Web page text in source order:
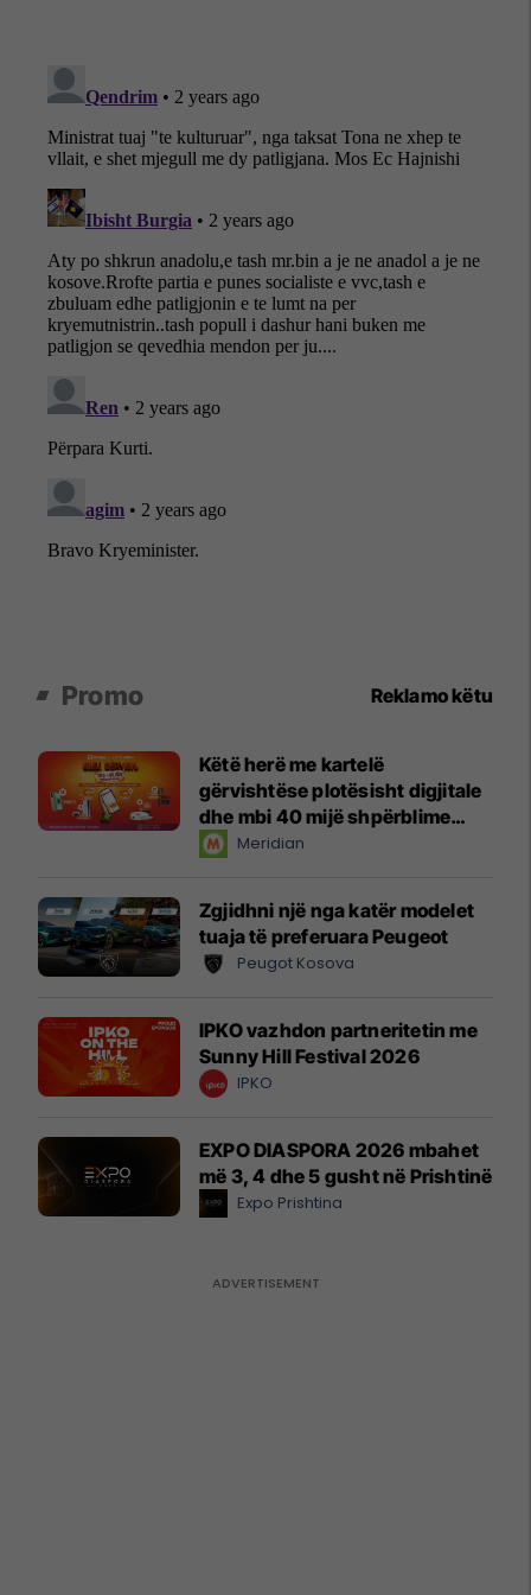
Promo Reklamo këtu
Këtë herë me kartelë
gërvishtëse plotësisht digjitale
dhe mbi 40 mijë shpërblime
instant!Meridian
Zgjidhni një nga katër modelet
tuaja të preferuara Peugeot
Peugot Kosova
IPKO vazhdon partneritetin me
Sunny Hill Festival 2026
IPKO
EXPO DIASPORA 2026 mbahet
më 3, 4 dhe 5 gusht në Prishtinë
Expo Prishtina